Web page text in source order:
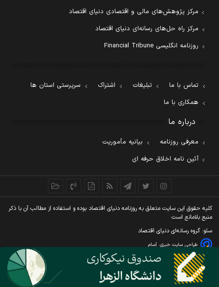
مرکز پژوهش‌های مالی و اقتصادی دنیای اقتصاد
مرکز راه حل‌های رسانه‌ای دنیای اقتصاد
روزنامه انگلیسی Financial Tribune
تماس با ما تبلیغات اشتراک
سرپرستی استان ها
همکاری با ما
درباره ما
معرفی روزنامه
بیانیه مأموریت
آئین نامه اخلاق حرفه ای
کليه حقوق اين سايت متعلق به روزنامه دنيای اقتصاد بوده و استفاده از مطالب آن با ذکر
منبع بلامانع است
سئو: گروه رسانه‌ای دنیای اقتصاد
طراحی سایت خبری آسام